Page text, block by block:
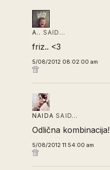
A.. SAID…
friz.. <3
5/08/2012 08:02:00 am
NAIDA SAID…
Odlična kombinacija!
5/08/2012 11:54:00 am